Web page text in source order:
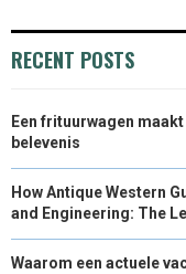
RECENT POSTS
Een frituurwagen
belevenis
How Antique Western
and Engineering: The
Waarom een actuele